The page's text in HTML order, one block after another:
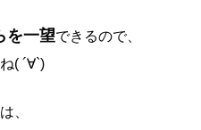
を一望できるので、
( ´∀`)
、